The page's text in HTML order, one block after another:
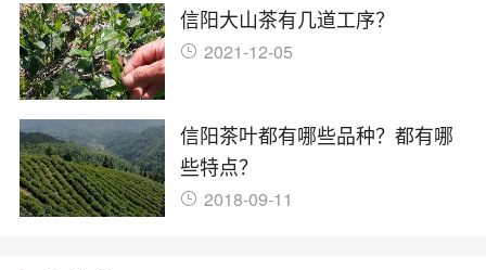
信阳大山茶有几道工序？
2021-12-05
信阳茶叶都有哪些品种？都有哪
些特点？
2018-09-11